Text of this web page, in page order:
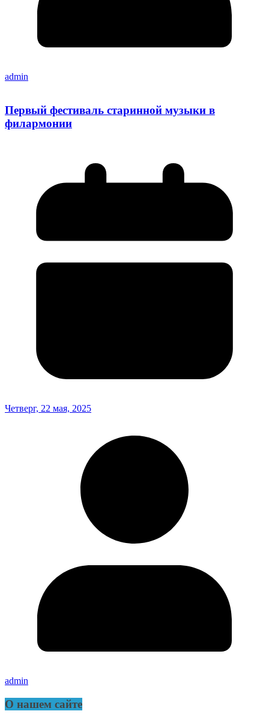
admin
Первый фестиваль старинной музыки в
филармонии
Четверг, 22 мая, 2025
admin
О нашем сайте